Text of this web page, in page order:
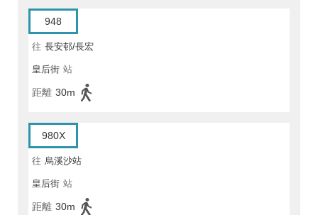
948
往 長安邨/長宏
皇后街 站
距離 30m
980X
往 烏溪沙站
皇后街 站
距離 30m